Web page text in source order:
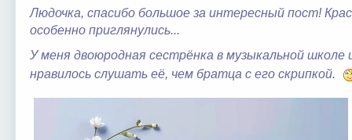
Людочка, спасибо большое за интересный пост!
особенно приглянулись...
У меня двоюродная сестрёнка в музыкальной школе
нравилось слушать её, чем братца с его скрипкой.